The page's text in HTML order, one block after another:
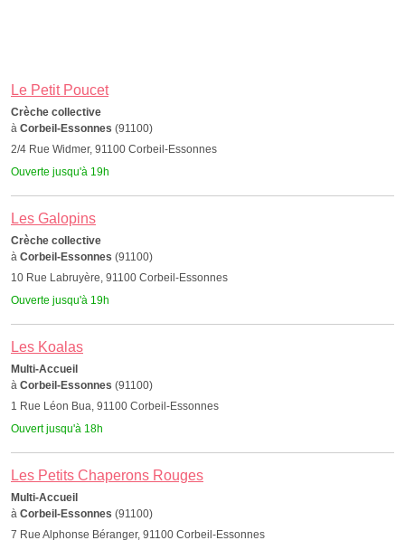
Le Petit Poucet
Crèche collective
à Corbeil-Essonnes (91100)
2/4 Rue Widmer, 91100 Corbeil-Essonnes
Ouverte jusqu'à 19h
Les Galopins
Crèche collective
à Corbeil-Essonnes (91100)
10 Rue Labruyère, 91100 Corbeil-Essonnes
Ouverte jusqu'à 19h
Les Koalas
Multi-Accueil
à Corbeil-Essonnes (91100)
1 Rue Léon Bua, 91100 Corbeil-Essonnes
Ouvert jusqu'à 18h
Les Petits Chaperons Rouges
Multi-Accueil
à Corbeil-Essonnes (91100)
7 Rue Alphonse Béranger, 91100 Corbeil-Essonnes